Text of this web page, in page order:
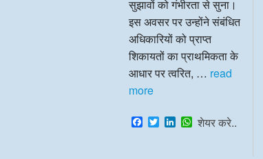
सुझावों को गंभीरता से सुना।
इस अवसर पर उन्होंने संबंधित
अधिकारियों को प्राप्त
शिकायतों का प्राथमिकता के
आधार पर त्वरित, … read
more
F
a
T
w
L
i
W
h
शेयर करे..